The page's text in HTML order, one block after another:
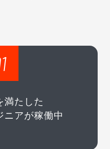
満たした
ニアが稼働中